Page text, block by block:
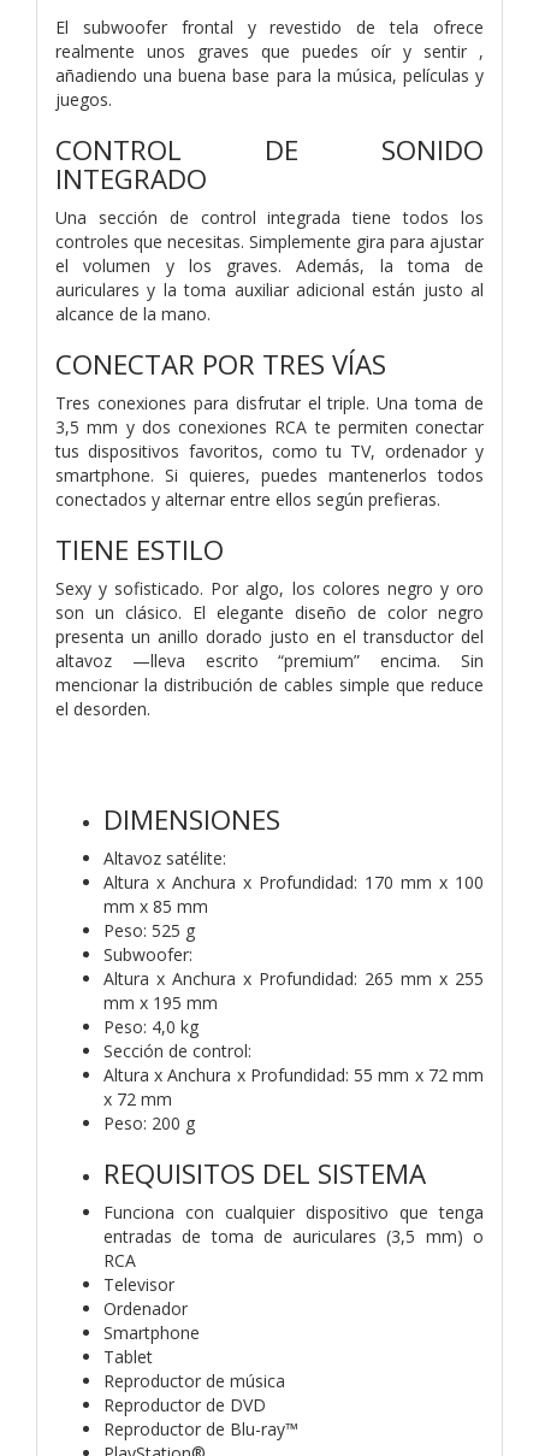
El subwoofer frontal y revestido de tela ofrece
realmente unos graves que puedes oír y sentir ,
añadiendo una buena base para la música, películas y
juegos.
CONTROL DE SONIDO
INTEGRADO
Una sección de control integrada tiene todos los
controles que necesitas. Simplemente gira para ajustar
el volumen y los graves. Además, la toma de
auriculares y la toma auxiliar adicional están justo al
alcance de la mano.
CONECTAR POR TRES VÍAS
Tres conexiones para disfrutar el triple. Una toma de
3,5 mm y dos conexiones RCA te permiten conectar
tus dispositivos favoritos, como tu TV, ordenador y
smartphone. Si quieres, puedes mantenerlos todos
conectados y alternar entre ellos según prefieras.
TIENE ESTILO
Sexy y sofisticado. Por algo, los colores negro y oro
son un clásico. El elegante diseño de color negro
presenta un anillo dorado justo en el transductor del
altavoz —lleva escrito “premium” encima. Sin
mencionar la distribución de cables simple que reduce
el desorden.
DIMENSIONES
Altavoz satélite:
Altura x Anchura x Profundidad: 170 mm x 100
mm x 85 mm
Peso: 525 g
Subwoofer:
Altura x Anchura x Profundidad: 265 mm x 255
mm x 195 mm
Peso: 4,0 kg
Sección de control:
Altura x Anchura x Profundidad: 55 mm x 72 mm
x 72 mm
Peso: 200 g
REQUISITOS DEL SISTEMA
Funciona con cualquier dispositivo que tenga
entradas de toma de auriculares (3,5 mm) o
RCA
Televisor
Ordenador
Smartphone
Tablet
Reproductor de música
Reproductor de DVD
Reproductor de Blu-ray™